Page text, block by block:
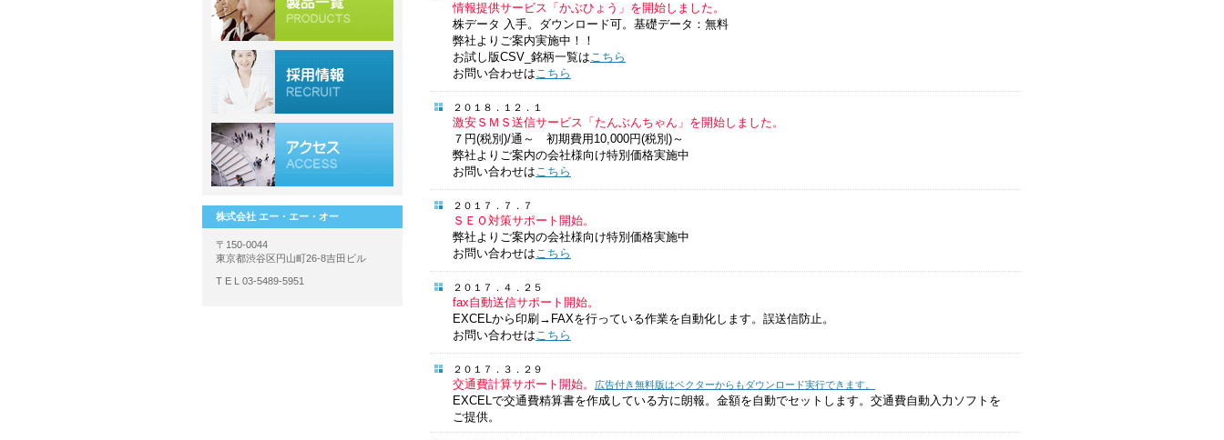
情報提供サービス「かぶひょう」を開始しました。
株データ 入手。ダウンロード可。基礎データ：無料
弊社よりご案内実施中！！
お試し版CSV_銘柄一覧はこちら
お問い合わせはこちら
２０１８．１２．１
激安ＳＭＳ送信サービス「たんぶんちゃん」を開始しました。
７円(税別)/通～ 初期費用10,000円(税別)～
弊社よりご案内の会社様向け特別価格実施中
お問い合わせはこちら
２０１７．７．７
ＳＥＯ対策サポート開始。
弊社よりご案内の会社様向け特別価格実施中
お問い合わせはこちら
２０１７．４．２５
fax自動送信サポート開始。
EXCELから印刷→FAXを行っている作業を自動化します。誤送信防止。
お問い合わせはこちら
２０１７．３．２９
交通費計算サポート開始。 広告付き無料版はベクターからもダウンロード実行できます。
EXCELで交通費精算書を作成している方に朗報。金額を自動でセットします。交通費自動入力ソフトを
ご提供。
株式会社 エー・エー・オー
〒150-0044
東京都渋谷区円山町26-8吉田ビル
T E L 03-5489-5951